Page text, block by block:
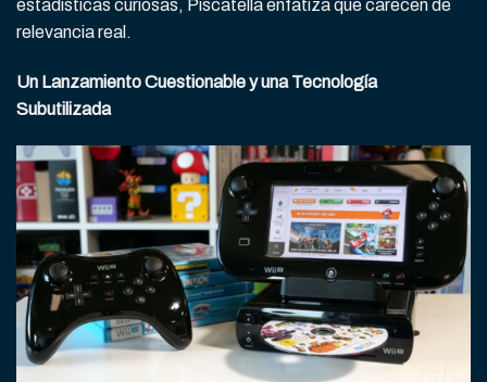
estadísticas curiosas, Piscatella enfatiza que carecen de
relevancia real.
Un Lanzamiento Cuestionable y una Tecnología
Subutilizada